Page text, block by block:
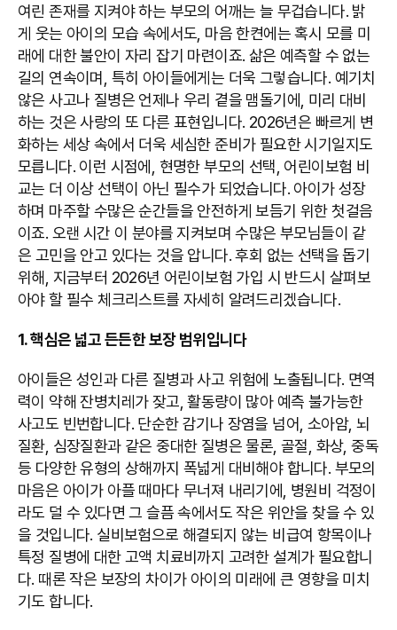
여린 존재를 지켜야 하는 부모의 어깨는 늘 무겁습니다. 밝
게 웃는 아이의 모습 속에서도, 마음 한켠에는 혹시 모를 미
래에 대한 불안이 자리 잡기 마련이죠. 삶은 예측할 수 없는
길의 연속이며, 특히 아이들에게는 더욱 그렇습니다. 예기치
않은 사고나 질병은 언제나 우리 곁을 맴돌기에, 미리 대비
하는 것은 사랑의 또 다른 표현입니다. 2026년은 빠르게 변
화하는 세상 속에서 더욱 세심한 준비가 필요한 시기일지도
모릅니다. 이런 시점에, 현명한 부모의 선택, 어린이보험 비
교는 더 이상 선택이 아닌 필수가 되었습니다. 아이가 성장
하며 마주할 수많은 순간들을 안전하게 보듬기 위한 첫걸음
이죠. 오랜 시간 이 분야를 지켜보며 수많은 부모님들이 같
은 고민을 안고 있다는 것을 압니다. 후회 없는 선택을 돕기
위해, 지금부터 2026년 어린이보험 가입 시 반드시 살펴보
아야 할 필수 체크리스트를 자세히 알려드리겠습니다.
1. 핵심은 넓고 든든한 보장 범위입니다
아이들은 성인과 다른 질병과 사고 위험에 노출됩니다. 면역
력이 약해 잔병치레가 잦고, 활동량이 많아 예측 불가능한
사고도 빈번합니다. 단순한 감기나 장염을 넘어, 소아암, 뇌
질환, 심장질환과 같은 중대한 질병은 물론, 골절, 화상, 중독
등 다양한 유형의 상해까지 폭넓게 대비해야 합니다. 부모의
마음은 아이가 아플 때마다 무너져 내리기에, 병원비 걱정이
라도 덜 수 있다면 그 슬픔 속에서도 작은 위안을 찾을 수 있
을 것입니다. 실비보험으로 해결되지 않는 비급여 항목이나
특정 질병에 대한 고액 치료비까지 고려한 설계가 필요합니
다. 때론 작은 보장의 차이가 아이의 미래에 큰 영향을 미치
기도 합니다.